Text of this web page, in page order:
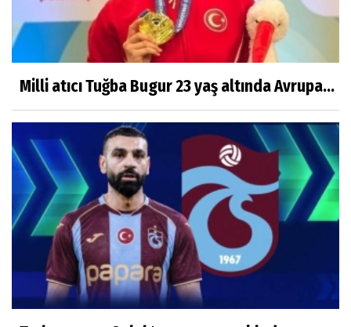
Milli atıcı Tuğba Bugur 23 yaş altında Avrupa...